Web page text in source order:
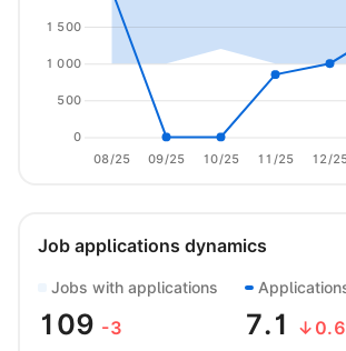
08/25 09/25 10/25 11/25 12/
0
500
1 000
1 500
Job applications dynamics
Jobs with applications
109 -3 7.1 ↓0.6